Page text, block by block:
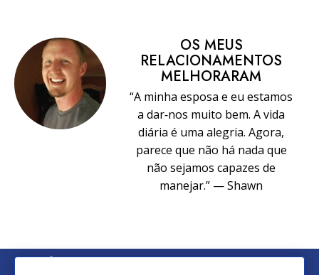
OS MEUS
RELACIONAMENTOS
MELHORARAM
“A minha esposa e eu estamos
a dar‑nos muito bem. A vida
diária é uma alegria. Agora,
parece que não há nada que
não sejamos capazes de
manejar.” — Shawn